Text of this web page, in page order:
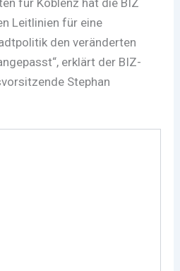
Leitlinien für eine
den veränderten
erklärt der BIZ-
Stephan